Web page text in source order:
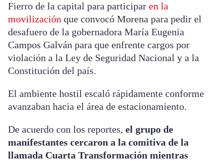
Fierro de la capital para participar en la
movilización que convocó Morena para pedir el
desafuero de la gobernadora María Eugenia
Campos Galván para que enfrente cargos por
violación a la Ley de Seguridad Nacional y a la
Constitución del país.
El ambiente hostil escaló rápidamente conforme
avanzaban hacia el área de estacionamiento.
De acuerdo con los reportes, el grupo de
manifestantes cercaron a la comitiva de la
llamada Cuarta Transformación mientras